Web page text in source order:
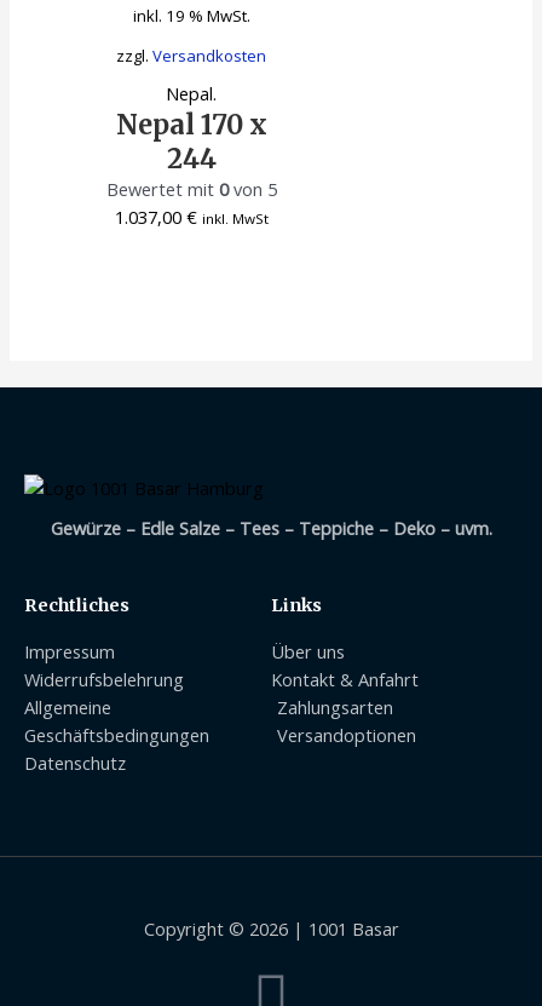
inkl. 19 % MwSt.
zzgl.Versandkosten
Nepal.
Nepal 170 x
244
Bewertet mit 0von 5
1.037,00 € inkl. MwSt
Gewürze – Edle Salze – Tees – Teppiche – Deko – uvm.
Rechtliches
Impressum
Widerrufsbelehrung
Allgemeine
Geschäftsbedingungen
Datenschutz
Links
Über uns
Kontakt & Anfahrt
Zahlungsarten
Versandoptionen
Copyright © 2026 | 1001 Basar